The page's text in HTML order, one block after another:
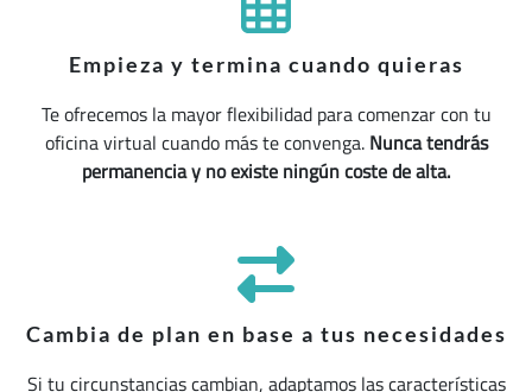
Empieza y termina cuando quieras
Te ofrecemos la mayor flexibilidad para comenzar con tu
oficina virtual cuando más te convenga.Nunca tendrás
permanencia y no existe ningún coste de alta.
Cambia de plan en base a tus necesidades
Si tu circunstancias cambian, adaptamos las características